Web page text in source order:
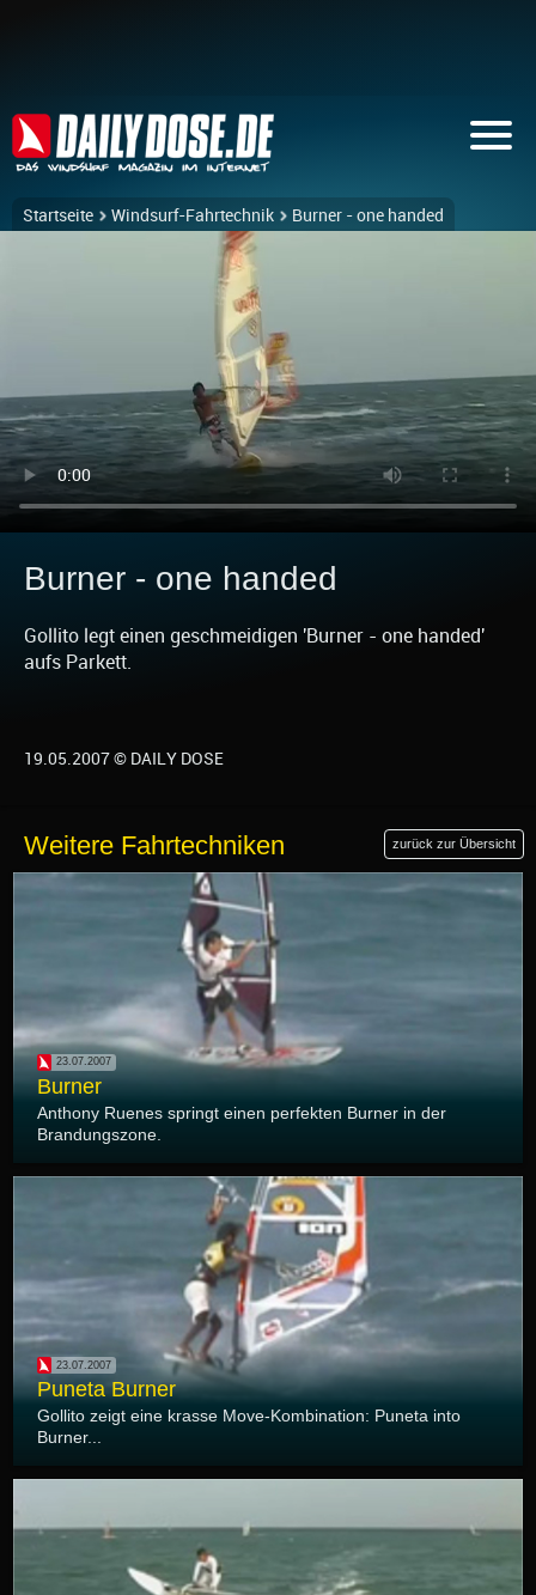
Startseite Windsurf-Fahrtechnik Burner - one handed
Burner - one handed
Gollito legt einen geschmeidigen 'Burner - one handed'
aufs Parkett.
19.05.2007 © DAILY DOSE
Weitere Fahrtechniken zurück zur Übersicht
23.07.2007
Burner
Anthony Ruenes springt einen perfekten Burner in der
Brandungszone.
23.07.2007
Puneta Burner
Gollito zeigt eine krasse Move-Kombination: Puneta into
Burner...